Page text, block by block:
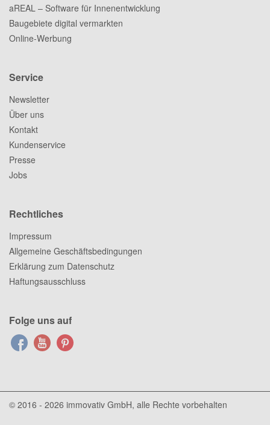
aREAL – Software für Innenentwicklung
Baugebiete digital vermarkten
Online-Werbung
Service
Newsletter
Über uns
Kontakt
Kundenservice
Presse
Jobs
Rechtliches
Impressum
Allgemeine Geschäftsbedingungen
Erklärung zum Datenschutz
Haftungsausschluss
Folge uns auf
© 2016 - 2026 immovativ GmbH, alle Rechte vorbehalten